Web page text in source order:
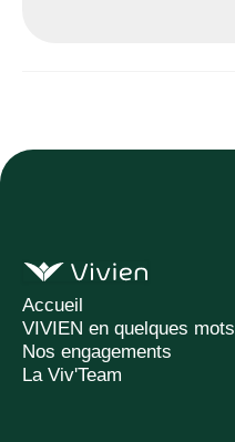
Accueil
VIVIEN en quelques mots
Nos engagements
La Viv'Team